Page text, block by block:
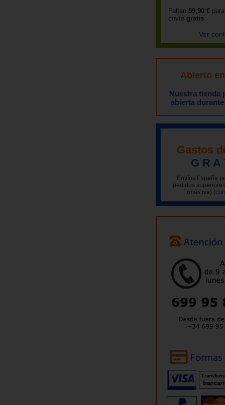
Faltan 59,90 €
envío gratis
Ver
Abierto
Nuestra tienda
abierta
Gastos
G R A
Envíos España
pedidos
(más iva)